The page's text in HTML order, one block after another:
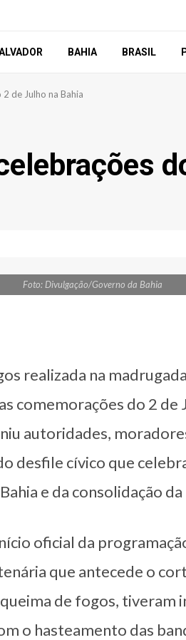
BAHIA BRASIL
de Julho na Bahia
Foto: Divulgação/Governo da Bahia
realizada na
comemorações do 2 de
autoridades,
desfile cívico que
e da consolidação
oficial da
que antecede o
de fogos, tiveram
o hasteamento das